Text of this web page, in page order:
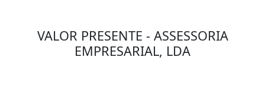
VALOR PRESENTE - ASSESSORIA
EMPRESARIAL, LDA